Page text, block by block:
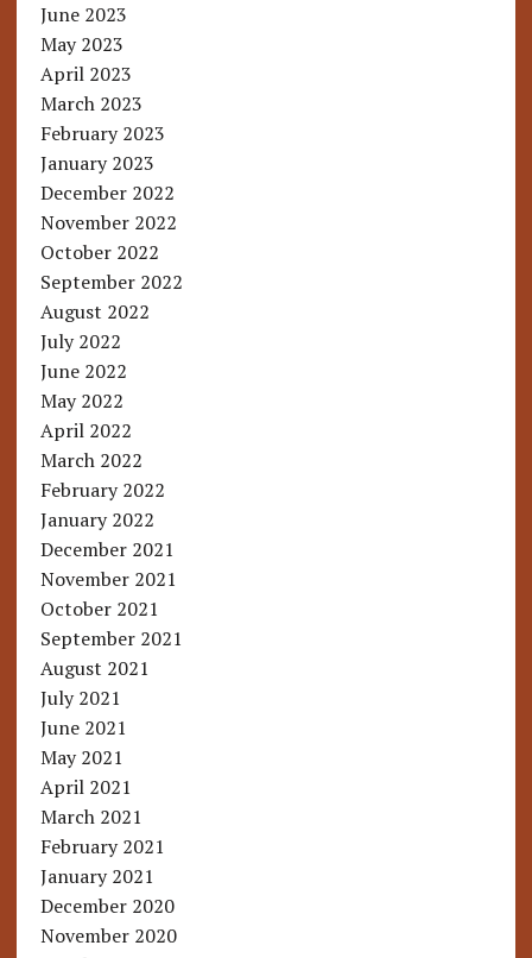
June 2023
May 2023
April 2023
March 2023
February 2023
January 2023
December 2022
November 2022
October 2022
September 2022
August 2022
July 2022
June 2022
May 2022
April 2022
March 2022
February 2022
January 2022
December 2021
November 2021
October 2021
September 2021
August 2021
July 2021
June 2021
May 2021
April 2021
March 2021
February 2021
January 2021
December 2020
November 2020